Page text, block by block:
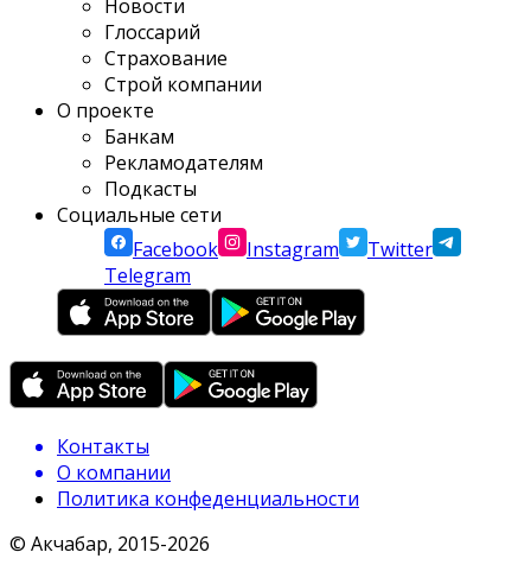
Новости
Глоссарий
Страхование
Строй компании
О проекте
Банкам
Рекламодателям
Подкасты
Социальные сети
Facebook
Instagram
Twitter
Telegram
Контакты
О компании
Политика конфеденциальности
© Акчабар, 2015-2026